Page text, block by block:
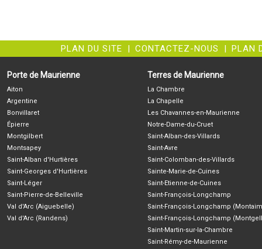
PLAN DU SITE | CONTACTEZ-NOUS | PLAN
Porte de Maurienne
Aiton
Argentine
Bonvillaret
Épierre
Montgilbert
Montsapey
Saint-Alban d'Hurtières
Saint-Georges d'Hurtières
Saint-Léger
Saint-Pierre-de-Belleville
Val d'Arc (Aiguebelle)
Val d'Arc (Randens)
Terres de Maurienne
La Chambre
La Chapelle
Les Chavannes-en-Maurienne
Notre-Dame-du-Cruet
Saint-Alban-des-Villards
Saint-Avre
Saint-Colomban-des-Villards
Sainte-Marie-de-Cuines
Saint-Etienne-de-Cuines
Saint-François-Longchamp
Saint-François-Longchamp
Saint-François-Longchamp
Saint-Martin-sur-la-Chambre
Saint-Rémy-de-Maurienne